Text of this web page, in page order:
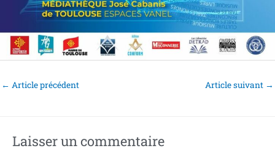
← Article précédent Article suivant →
Laisser un commentaire